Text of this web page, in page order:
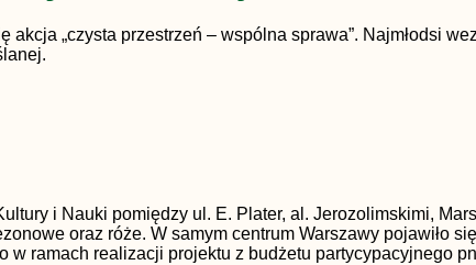
„czysta przestrzeń – wspólna sprawa”. Najmłodsi
i Nauki pomiędzy ul. E. Plater, al. Jerozolimskimi,
oraz róże. W samym centrum Warszawy pojawiło
w ramach realizacji projektu z budżetu partycypacyjnego